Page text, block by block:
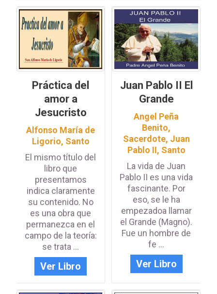
Práctica del
amor a
Jesucristo
Alfonso María de
Ligorio, Santo
El mismo título del
libro que
presentamos
indica claramente
su contenido. No
es una obra que
permanezca en el
campo de la teoría:
se trata ...
Ver Libro
Juan Pablo II El
Grande
Angel Peña
Benito,
Sacerdote, Juan
Pablo II, Santo
La vida de Juan
Pablo II es una vida
fascinante. Por
eso, se le ha
empezadoa llamar
el Grande (Magno).
Fue un hombre de
fe ...
Ver Libro